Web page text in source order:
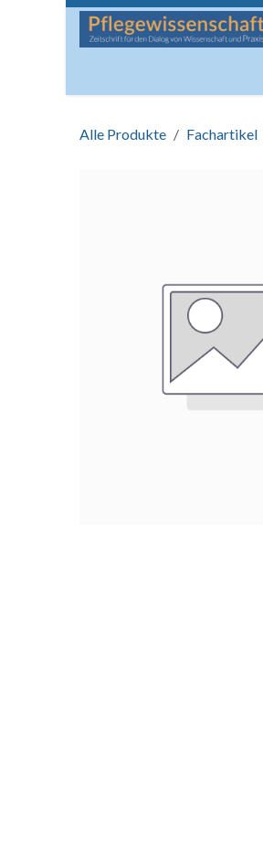
Zum Inhalt springen
Alle Produkte Fachartikel